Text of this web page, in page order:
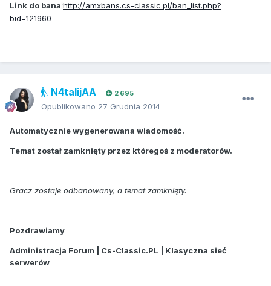
Link do bana:http://amxbans.cs-classic.pl/ban_list.php?
bid=121960
N4talijAA 2 695
Opublikowano 27 Grudnia 2014
Automatycznie wygenerowana wiadomość.
Temat został zamknięty przez któregoś z moderatorów.
Gracz zostaje odbanowany, a temat zamknięty.
Pozdrawiamy
Administracja Forum | Cs-Classic.PL | Klasyczna sieć
serwerów